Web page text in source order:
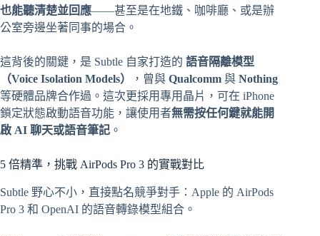
也能聽清楚並回應——甚至是在地鐵、咖啡廳、或是辦
公室旁邊坐著同事的場合。
這背後的關鍵，是 Subtle 自家打造的 語音隔離模型
（Voice Isolation Models）
，曾與 Qualcomm 與 Nothing
等硬體品牌合作過。這次更採用專用晶片，可在 iPhone
鎖定狀態啟動語音功能，讓使用者無需按任何鍵就能開
啟 AI 聊天或語音筆記 。
5 倍精準，挑戰 AirPods Pro 3 的實戰對比
Subtle 野心不小，直接點名競爭對手：Apple 的 AirPods
Pro 3 和 OpenAI 的語音轉錄模型組合。